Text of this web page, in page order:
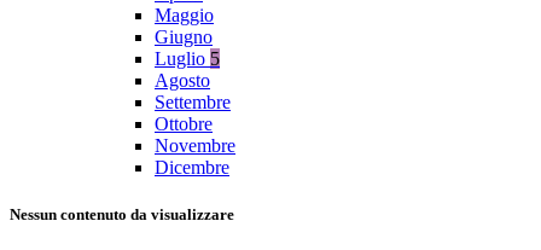
Maggio
Giugno
Luglio 5
Agosto
Settembre
Ottobre
Novembre
Dicembre
Nessun contenuto da visualizzare